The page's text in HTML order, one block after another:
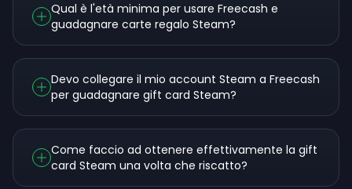
Qual è l'età minima per usare Freecash e
guadagnare carte regalo Steam?
Devo collegare il mio account Steam a Freecash
per guadagnare gift card Steam?
Come faccio ad ottenere effettivamente la gift
card Steam una volta che riscatto?